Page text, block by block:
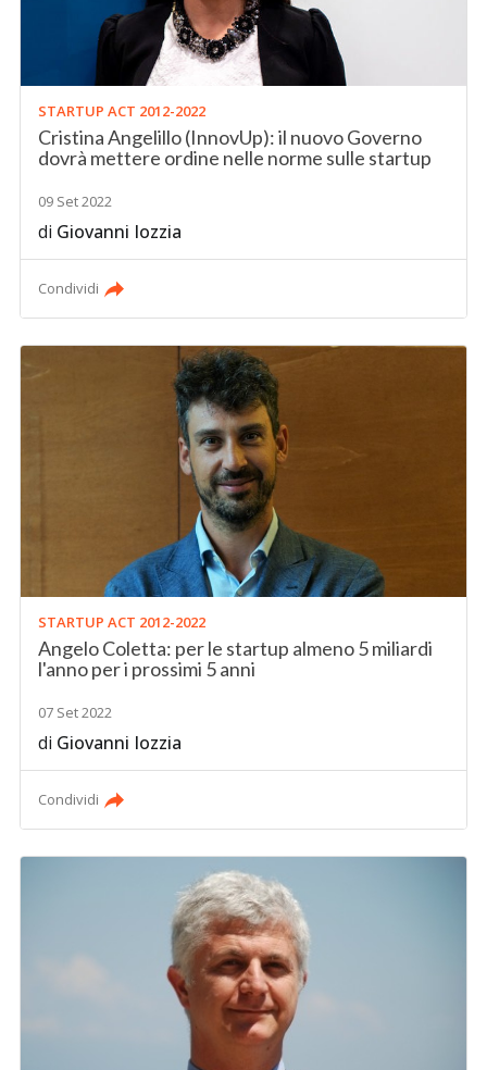
STARTUP ACT 2012-2022
Cristina Angelillo (InnovUp): il nuovo Governo
dovrà mettere ordine nelle norme sulle startup
09 Set 2022
di Giovanni Iozzia
Condividi
STARTUP ACT 2012-2022
Angelo Coletta: per le startup almeno 5 miliardi
l'anno per i prossimi 5 anni
07 Set 2022
di Giovanni Iozzia
Condividi